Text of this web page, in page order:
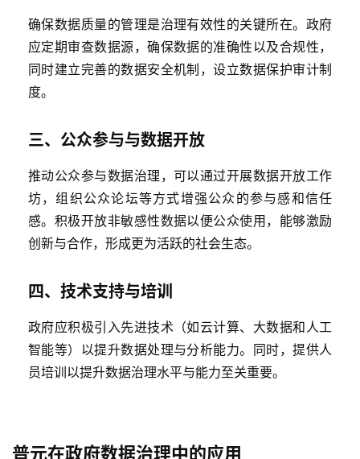
最
新
活
动
解
态
确保数据质量的管理是治理有效性的关键所在。政府
应定期审查数据源，确保数据的准确性以及合规性，
同时建立完善的数据安全机制，设立数据保护审计制
度。
三、公众参与与数据开放
推动公众参与数据治理，可以通过开展数据开放工作
坊，组织公众论坛等方式增强公众的参与感和信任
感。积极开放非敏感性数据以便公众使用，能够激励
创新与合作，形成更为活跃的社会生态。
四、技术支持与培训
政府应积极引入先进技术（如云计算、大数据和人工
智能等）以提升数据处理与分析能力。同时，提供人
员培训以提升数据治理水平与能力至关重要。
普元在政府数据治理中的应用